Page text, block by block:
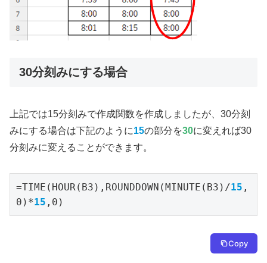
30分刻みにする場合
上記では15分刻みで作成関数を作成しましたが、30分刻
みにする場合は下記のように15の部分を30に変えれば30
分刻みに変えることができます。
=TIME(HOUR(B3),ROUNDDOWN(MINUTE(B3)/15 ,
0)*15 ,0)
Copy